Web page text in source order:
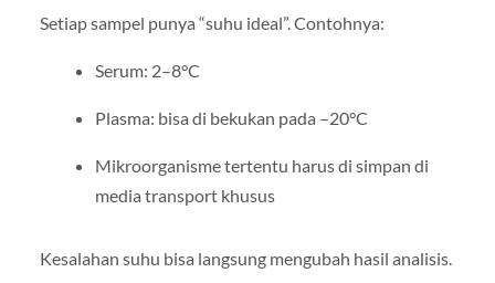
Setiap sampel punya “suhu ideal”. Contohnya:
Serum: 2–8°C
Plasma: bisa di bekukan pada –20°C
Mikroorganisme tertentu harus di simpan di
media transport khusus
Kesalahan suhu bisa langsung mengubah hasil analisis.